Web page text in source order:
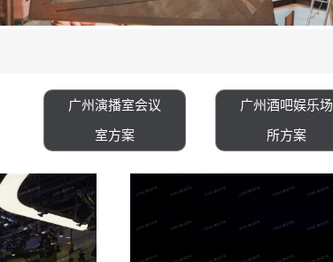
广州演播室会议
室方案
广州酒吧娱乐场
所方案